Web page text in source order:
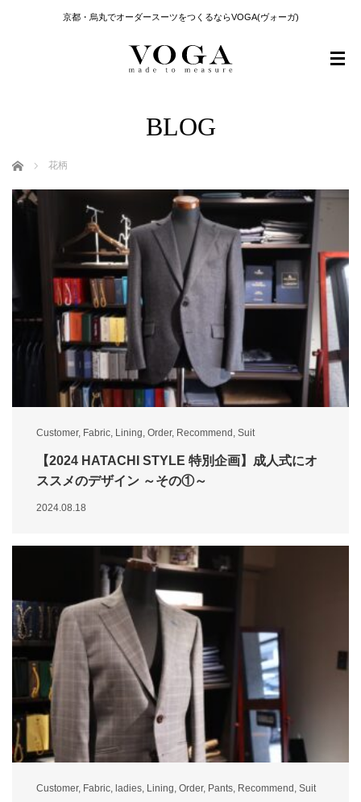
京都・烏丸でオーダースーツをつくるならVOGA(ヴォーガ)
BLOG
ホーム 花柄
Customer, Fabric Lining Order, Recommend Suit
【2024 HATACHI STYLE 特別企画】成人式にオ
ススメのデザイン ～その①～
2024.08.18
Customer, Fabric, ladies, Lining, Order, Pants, Recommend , Suit